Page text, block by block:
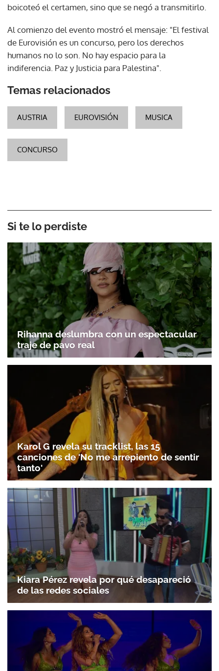
boicoteó el certamen, sino que se negó a transmitirlo.
Al comienzo del evento mostró el mensaje: "El festival
de Eurovisión es un concurso, pero los derechos
humanos no lo son. No hay espacio para la
indiferencia. Paz y Justicia para Palestina".
Temas relacionados
AUSTRIA EUROVISIÓN MUSICA
CONCURSO
Si te lo perdiste
Rihanna deslumbra con un espectacular
traje de pavo real
Karol G revela su tracklist, las 15
canciones de 'No me arrepiento de sentir
tanto'
Kiara Pérez revela por qué desapareció
de las redes sociales